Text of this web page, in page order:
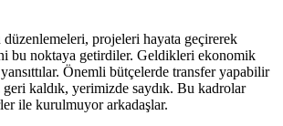
projeleri hayata geçirerek
bu noktaya getirdiler. Geldikleri ekonomik
Önemli bütçelerde transfer yapabilir
kaldık, yerimizde saydık. Bu kadrolar
ile kurulmuyor arkadaşlar.